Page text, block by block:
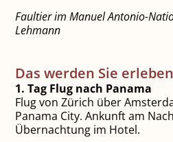
Faultier im Manuel Antonio-
Lehmann
Das werden Sie
1. Tag Flug nach Panama
Flug von Zürich über
Panama City. Ankunft am
Übernachtung im Hotel.